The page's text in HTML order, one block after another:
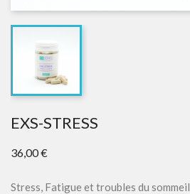
EXS-STRESS
36,00 €
Stress, Fatigue et troubles du sommeil